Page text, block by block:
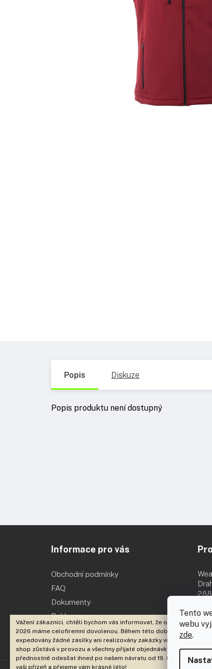
Tento
webu
zde.
Vážení zákazníci, chtěli bychom vás informovat, že od 3. 8. 2026 do
2026 máme celofiremní dovolenou. Během této doby nebudou
expedovány žádné zásilky ani realizovány zakázky včetně
shop zůstává v provozu a všechny přijaté objednávky začneme
přednostně odesílat ihned po našem návratu od 19. 8. 2026.
vaši přízeň a přejeme vám krásné léto!
Popis Diskuze
Popis produktu není dostupný
Informace pro vás
Obchodní podmínky
FAQ
Dokumenty
Reklamace